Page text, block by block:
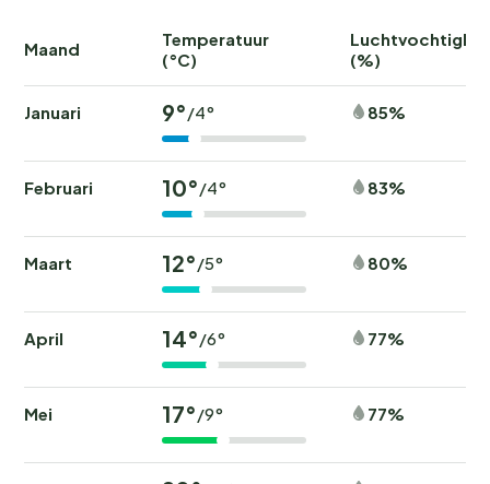
Maand
Temperatuur
(°C)
(%)
Januari 9°/4° 85%
Februari 10°/4° 83%
Maart 12°/5° 80%
April 14°/6° 77%
Mei 17°/9° 77%